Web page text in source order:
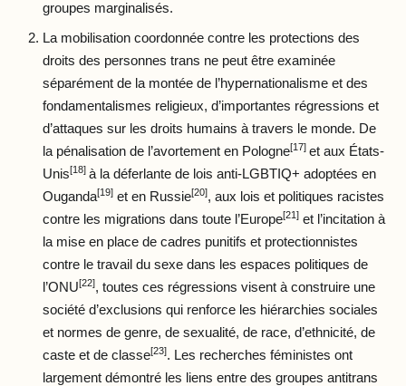
groupes marginalisés.
La mobilisation coordonnée contre les protections des
droits des personnes trans ne peut être examinée
séparément de la montée de l’hypernationalisme et des
fondamentalismes religieux, d’importantes régressions et
d’attaques sur les droits humains à travers le monde. De
la pénalisation de l’avortement en Pologne[17] et aux États-
Unis[18] à la déferlante de lois anti-LGBTIQ+ adoptées en
Ouganda[19] et en Russie[20], aux lois et politiques racistes
contre les migrations dans toute l’Europe[21] et l’incitation à
la mise en place de cadres punitifs et protectionnistes
contre le travail du sexe dans les espaces politiques de
l’ONU[22], toutes ces régressions visent à construire une
société d’exclusions qui renforce les hiérarchies sociales
et normes de genre, de sexualité, de race, d’ethnicité, de
caste et de classe[23]. Les recherches féministes ont
largement démontré les liens entre des groupes antitrans